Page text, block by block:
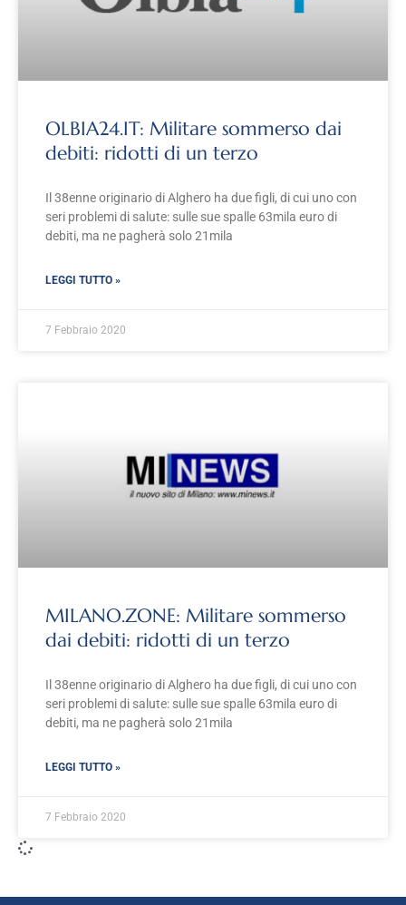
OLBIA24.IT: Militare sommerso dai
debiti: ridotti di un terzo
Il 38enne originario di Alghero ha due figli, di cui uno con
seri problemi di salute: sulle sue spalle 63mila euro di
debiti, ma ne pagherà solo 21mila
LEGGI TUTTO »
7 Febbraio 2020
MILANO.ZONE: Militare sommerso
dai debiti: ridotti di un terzo
Il 38enne originario di Alghero ha due figli, di cui uno con
seri problemi di salute: sulle sue spalle 63mila euro di
debiti, ma ne pagherà solo 21mila
LEGGI TUTTO »
7 Febbraio 2020